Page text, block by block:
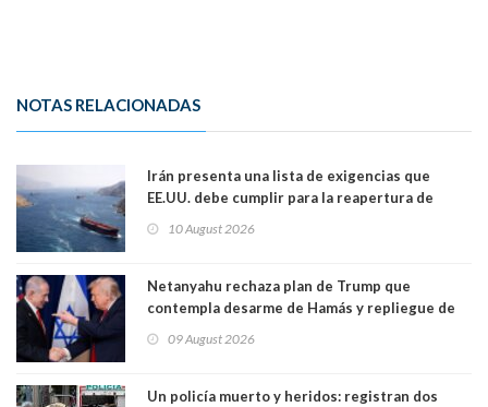
NOTAS RELACIONADAS
Irán presenta una lista de exigencias que
EE.UU. debe cumplir para la reapertura de
10 August 2026
Netanyahu rechaza plan de Trump que
contempla desarme de Hamás y repliegue de
09 August 2026
Un policía muerto y heridos: registran dos